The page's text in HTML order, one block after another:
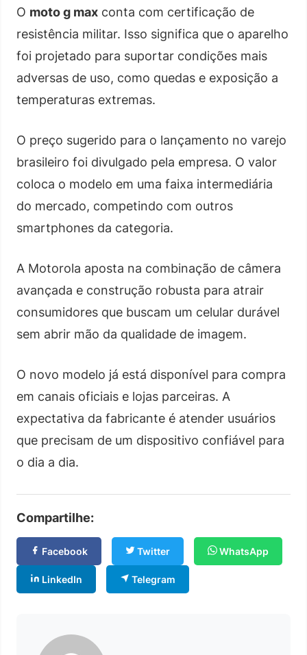
O moto g max conta com certificação de
resistência militar. Isso significa que o aparelho
foi projetado para suportar condições mais
adversas de uso, como quedas e exposição a
temperaturas extremas.
O preço sugerido para o lançamento no varejo
brasileiro foi divulgado pela empresa. O valor
coloca o modelo em uma faixa intermediária
do mercado, competindo com outros
smartphones da categoria.
A Motorola aposta na combinação de câmera
avançada e construção robusta para atrair
consumidores que buscam um celular durável
sem abrir mão da qualidade de imagem.
O novo modelo já está disponível para compra
em canais oficiais e lojas parceiras. A
expectativa da fabricante é atender usuários
que precisam de um dispositivo confiável para
o dia a dia.
Compartilhe:
Facebook Twitter WhatsApp
LinkedIn Telegram